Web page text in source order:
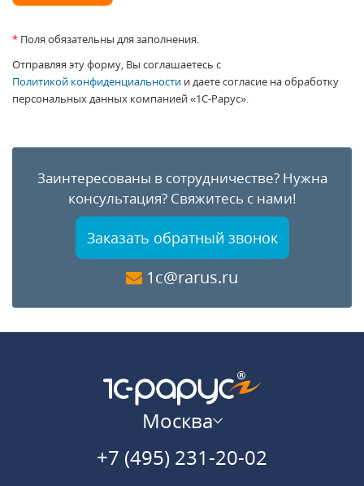
* Поля обязательны для заполнения.
Отправляя эту форму, Вы соглашаетесь с
Политикой конфиденциальности и даете согласие на обработку
персональных данных компанией «1С-Рарус».
Заинтересованы в сотрудничестве?Нужна
консультация? Свяжитесь с нами!
Заказать обратный звонок
1c@rarus.ru
Москва
+7 (495) 231-20-02